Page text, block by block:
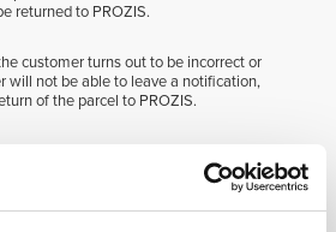
returned to PROZIS.
customer turns out to be incorrect or
will not be able to leave a notification,
of the parcel to PROZIS.
carry change. Please note that, if the amount
value, the customer may lose the difference.